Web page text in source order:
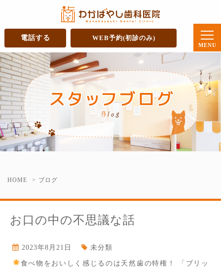
電話する WEB予約(初診のみ)
HOME ブログ
お口の中の不思議な話
2023年8月21日 未分類
食べ物をおいしく感じるのは天然歯の特権！ 「ブリッ